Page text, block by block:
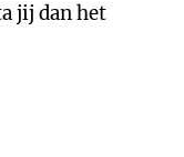
jij dan het